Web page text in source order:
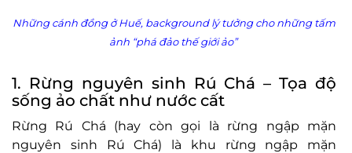
Những cánh đồng ở Huế, background lý tưởng cho những tấm
ảnh “phá đảo thế giới ảo”
1. Rừng nguyên sinh Rú Chá – Tọa độ
sống ảo chất như nước cất
Rừng Rú Chá (hay còn gọi là rừng ngập mặn
nguyên sinh Rú Chá) là khu rừng ngập mặn